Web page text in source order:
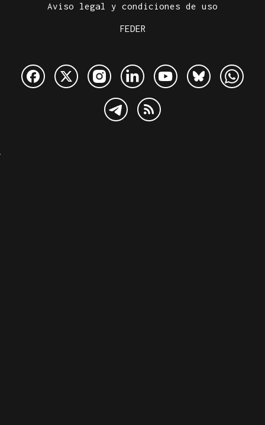
Aviso legal y condiciones de uso
FEDER